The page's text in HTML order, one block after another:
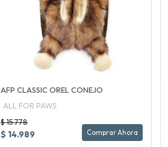
AFP CLASSIC OREL CONEJO
ALL FOR PAWS
$ 15.778
$ 14.989 Comprar Ahora